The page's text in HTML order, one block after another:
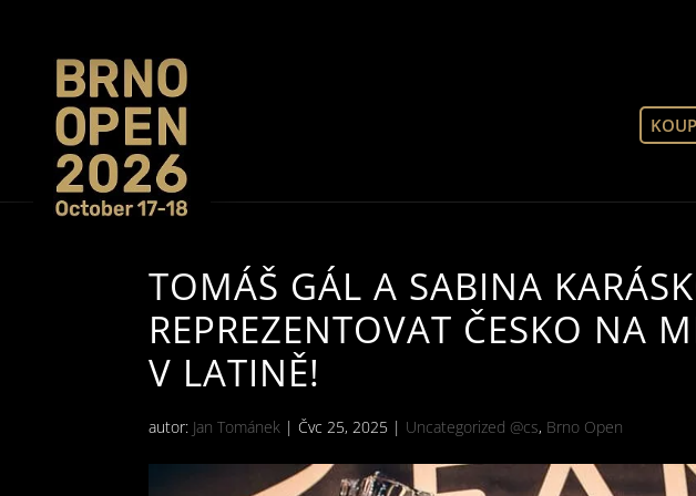
TOMÁŠ GÁL A SABINA
REPREZENTOVAT ČESKO NA
V LATINĚ!
autor: Jan Tománek | Čvc 25, 2025 | Uncategorized @cs, Brno Open